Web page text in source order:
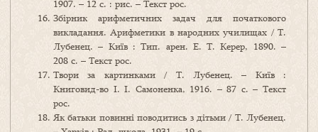
1907. – 12 с. : рис. – Текст рос.
Збірник арифметичних задач для початкового
викладання. Арифметики в народних училищах / Т.
Лубенец. – Київ : Тип. арен. Е. Т. Керер, 1890. –
208 с. – Текст рос.
Твори за картинками / Т. Лубенец. – Київ :
Книговид-во І. І. Самоненка, 1916. – 87 с. – Текст
рос.
Як батьки повинні поводитись з дітьми / Т. Лубенец.